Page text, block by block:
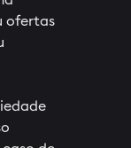
ofertas